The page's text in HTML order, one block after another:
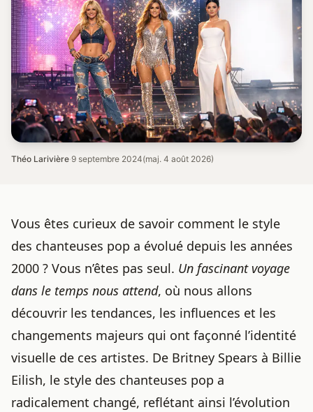
Théo Larivière·9 septembre 2024(maj. 4 août 2026)
Vous êtes curieux de savoir comment le style
des chanteuses pop a évolué depuis les années
2000 ? Vous n’êtes pas seul. Un fascinant voyage
dans le temps nous attend, où nous allons
découvrir les tendances, les influences et les
changements majeurs qui ont façonné l’identité
visuelle de ces artistes. De Britney Spears à Billie
Eilish, le style des chanteuses pop a
radicalement changé, reflétant ainsi l’évolution